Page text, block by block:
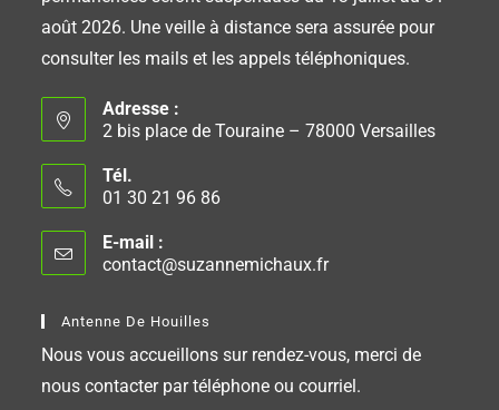
août 2026. Une veille à distance sera assurée pour
consulter les mails et les appels téléphoniques.
Adresse :
2 bis place de Touraine – 78000 Versailles
Tél.
01 30 21 96 86
E-mail :
contact@suzannemichaux.fr
Antenne De Houilles
Nous vous accueillons sur rendez-vous, merci de
nous contacter par téléphone ou courriel.